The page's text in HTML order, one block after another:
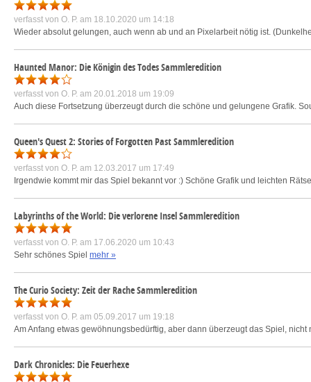
verfasst von O. P. am 18.10.2020 um 14:18
Wieder absolut gelungen, auch wenn ab und an Pixelarbeit nötig ist.
Haunted Manor: Die Königin des Todes Sammleredition
verfasst von O. P. am 20.01.2018 um 19:09
Auch diese Fortsetzung überzeugt durch die schöne und gelungene Grafik.
Queen's Quest 2: Stories of Forgotten Past Sammleredition
verfasst von O. P. am 12.03.2017 um 17:49
Irgendwie kommt mir das Spiel bekannt vor :) Schöne Grafik und leichten
Labyrinths of the World: Die verlorene Insel Sammleredition
verfasst von O. P. am 17.06.2020 um 10:43
Sehr schönes Spiel mehr »
The Curio Society: Zeit der Rache Sammleredition
verfasst von O. P. am 05.09.2017 um 19:18
Am Anfang etwas gewöhnungsbedürftig, aber dann überzeugt das Spiel,
Dark Chronicles: Die Feuerhexe